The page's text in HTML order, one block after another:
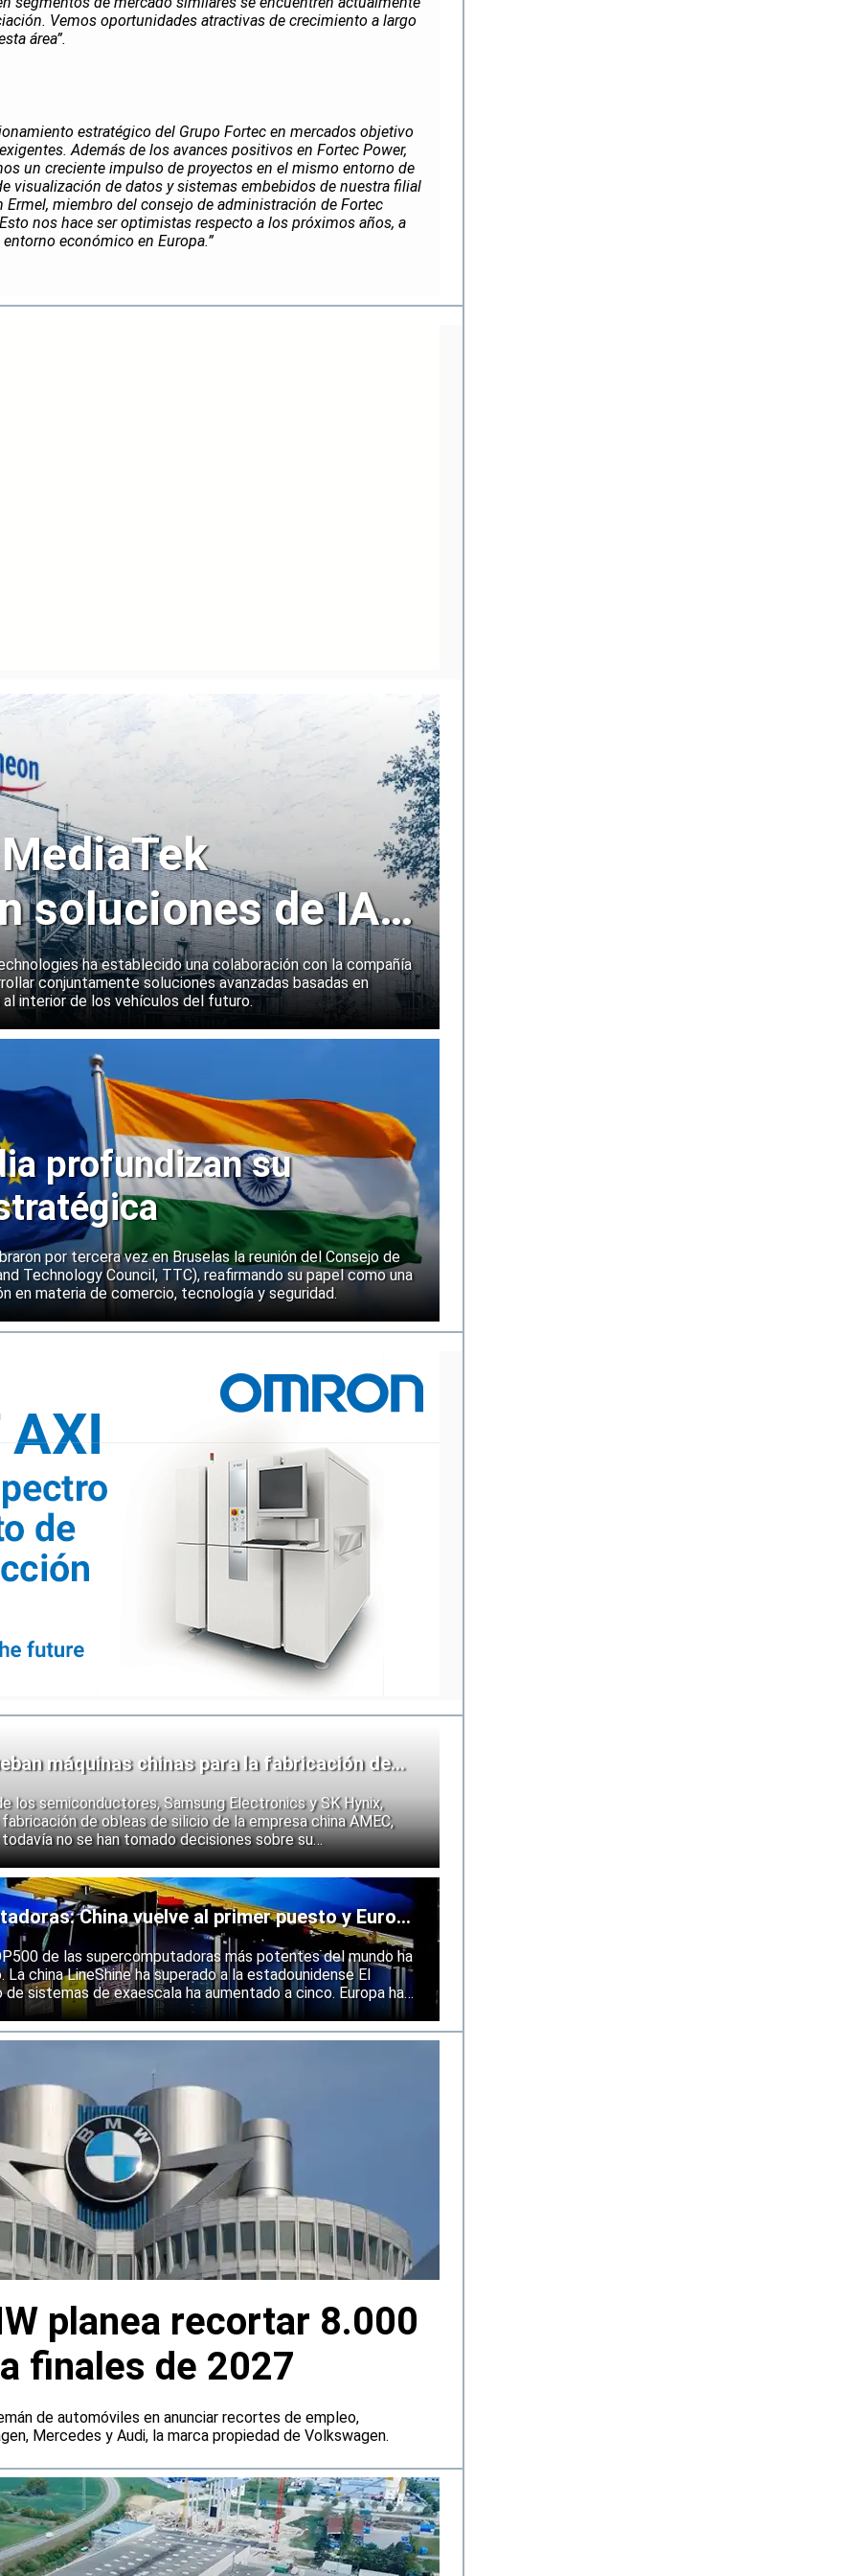
Vemos oportunidades atractivas de crecimiento a largo
área”.
estratégico del Grupo Fortec en mercados objetivo
Además de los avances positivos en Fortec Power,
un creciente impulso de proyectos en el mismo entorno de
visualización de datos y sistemas embebidos de nuestra filial
Ermel, miembro del consejo de administración de Fortec
nos hace ser optimistas respecto a los próximos años, a
económico en Europa.”
soluciones de IA
a bordo de
ha establecido una colaboración con la compañía
conjuntamente soluciones avanzadas basadas en
interior de los vehículos del futuro.
profundizan su
por tercera vez en Bruselas la reunión del Consejo de
Technology Council, TTC), reafirmando su papel como una
en materia de comercio, tecnología y seguridad.
máquinas chinas para la fabricación de
los semiconductores, Samsung Electronics y SK Hynix,
de obleas de silicio de la empresa china AMEC,
no se han tomado decisiones sobre su
los fabricantes coreanos muestran que se están preparando
de las restricciones estadounidenses a la
China vuelve al primer puesto y Europa
de las supercomputadoras más potentes del mundo ha
china LineShine ha superado a la estadounidense El
sistemas de exaescala ha aumentado a cinco. Europa ha
regiones mundiales en computación de alto
planea recortar 8.000
finales de 2027
de automóviles en anunciar recortes de empleo,
Mercedes y Audi, la marca propiedad de Volkswagen.